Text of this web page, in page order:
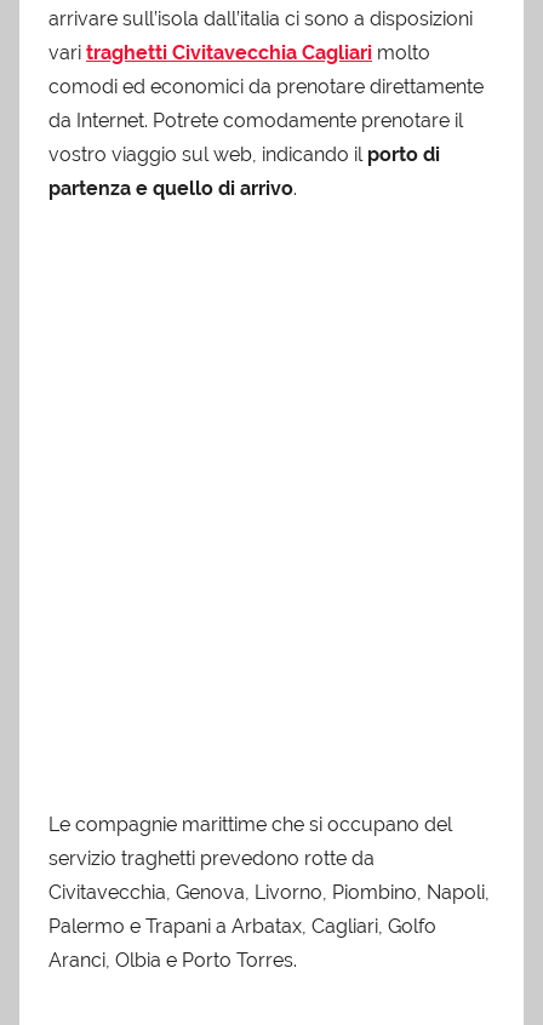
arrivare sull’isola dall’italia ci sono a disposizioni
vari traghetti Civitavecchia Cagliari molto
comodi ed economici da prenotare direttamente
da Internet. Potrete comodamente prenotare il
vostro viaggio sul web, indicando il porto di
partenza e quello di arrivo.
Le compagnie marittime che si occupano del
servizio traghetti prevedono rotte da
Civitavecchia, Genova, Livorno, Piombino, Napoli,
Palermo e Trapani a Arbatax, Cagliari, Golfo
Aranci, Olbia e Porto Torres.